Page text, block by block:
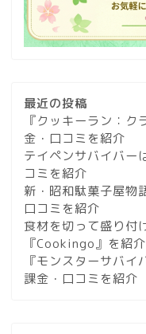
最近の投稿
『クッキーラン：
金・口コミを紹介
テイペンサバイバー
コミを紹介
新・昭和駄菓子屋物
口コミを紹介
食材を切って盛り付
『Cookingo』を紹介
『モンスターサバイ
課金・口コミを紹介